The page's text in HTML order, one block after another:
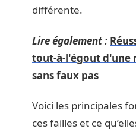
différente.
Lire également :
tout-à-l'égout d'une
sans faux pas
Voici les principales
ces failles et ce